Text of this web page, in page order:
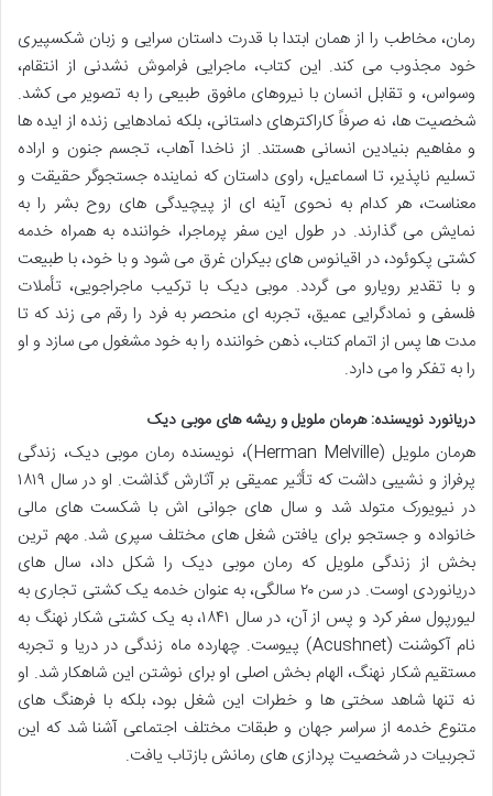
رمان، مخاطب را از همان ابتدا با قدرت داستان سرایی و زبان شکسپیری
خود مجذوب می کند. این کتاب، ماجرایی فراموش نشدنی از انتقام،
وسواس، و تقابل انسان با نیروهای مافوق طبیعی را به تصویر می کشد.
شخصیت ها، نه صرفاً کاراکترهای داستانی، بلکه نمادهایی زنده از ایده ها
و مفاهیم بنیادین انسانی هستند. از ناخدا آهاب، تجسم جنون و اراده
تسلیم ناپذیر، تا اسماعیل، راوی داستان که نماینده جستجوگر حقیقت و
معناست، هر کدام به نحوی آینه ای از پیچیدگی های روح بشر را به
نمایش می گذارند. در طول این سفر پرماجرا، خواننده به همراه خدمه
کشتی پکوئود، در اقیانوس های بیکران غرق می شود و با خود، با طبیعت
و با تقدیر رویارو می گردد. موبی دیک با ترکیب ماجراجویی، تأملات
فلسفی و نمادگرایی عمیق، تجربه ای منحصر به فرد را رقم می زند که تا
مدت ها پس از اتمام کتاب، ذهن خواننده را به خود مشغول می سازد و او
را به تفکر وا می دارد.
دریانورد نویسنده: هرمان ملویل و ریشه های موبی دیک
هرمان ملویل (Herman Melville)، نویسنده رمان موبی دیک، زندگی
پرفراز و نشیبی داشت که تأثیر عمیقی بر آثارش گذاشت. او در سال ۱۸۱۹
در نیویورک متولد شد و سال های جوانی اش با شکست های مالی
خانواده و جستجو برای یافتن شغل های مختلف سپری شد. مهم ترین
بخش از زندگی ملویل که رمان موبی دیک را شکل داد، سال های
دریانوردی اوست. در سن ۲۰ سالگی، به عنوان خدمه یک کشتی تجاری به
لیورپول سفر کرد و پس از آن، در سال ۱۸۴۱، به یک کشتی شکار نهنگ به
نام آکوشنت (Acushnet) پیوست. چهارده ماه زندگی در دریا و تجربه
مستقیم شکار نهنگ، الهام بخش اصلی او برای نوشتن این شاهکار شد. او
نه تنها شاهد سختی ها و خطرات این شغل بود، بلکه با فرهنگ های
متنوع خدمه از سراسر جهان و طبقات مختلف اجتماعی آشنا شد که این
تجربیات در شخصیت پردازی های رمانش بازتاب یافت.